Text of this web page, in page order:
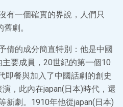
有一個確實的界說，人們只
劇。
倩的成分簡直特別：他是中國
要成員，20世紀的第一個10
即餐與加入了中國話劇的創史
，此內在japan(日本)時代，還
新劇。1910年他從japan(日本)